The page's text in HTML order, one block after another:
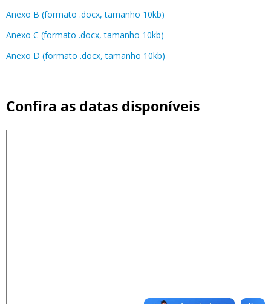
Anexo B (formato .docx, tamanho 10kb)
Anexo C (formato .docx, tamanho 10kb)
Anexo D (formato .docx, tamanho 10kb)
Confira as datas disponíveis